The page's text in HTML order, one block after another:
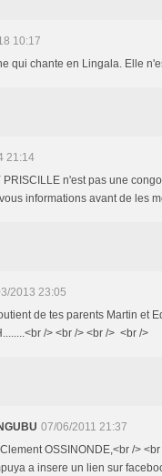
10:17
qui chante en Lingala. Elle
21:14
n'est pas une
informations avant de les
2013 23:05
de tes parents Martin et
/> <br /> <br /> <br />
07/06/2011 21:37
OSSINONDE,<br />
a insere un lien sur